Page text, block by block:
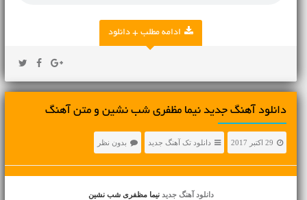
ادامه مطلب + دانلود
دانلود آهنگ جديد نیما مظفری شب نشین و متن آهنگ
29 اکتبر 2017 دانلود تک آهنگ جدید بدون نظر
دانلود آهنگ جدید نیما مظفری شب نشین